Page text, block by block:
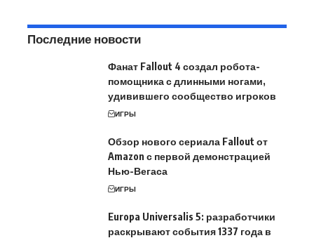
Последние новости
Фанат Fallout 4 создал робота-
помощника с длинными ногами,
удивившего сообщество игроков
ИГРЫ
Обзор нового сериала Fallout от
Amazon с первой демонстрацией
Нью-Вегаса
ИГРЫ
Europa Universalis 5: разработчики
раскрывают события 1337 года в